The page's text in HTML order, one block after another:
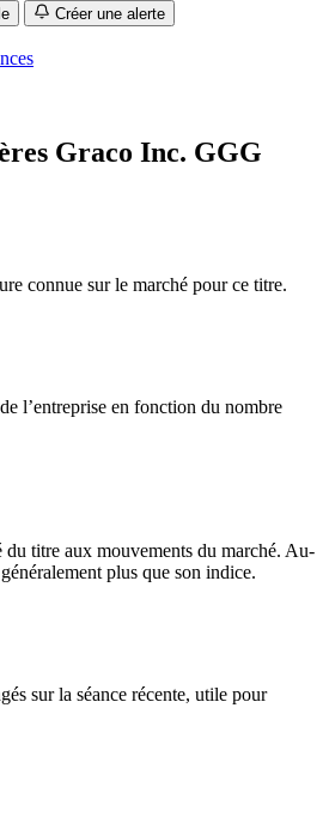
Créer une alerte
Graco Inc. GGG
connue sur le marché pour ce titre.
l’entreprise en fonction du nombre
du titre aux mouvements du marché. Au-
plus que son indice.
sur la séance récente, utile pour